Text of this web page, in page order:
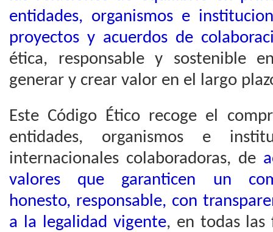
entidades, organismos e
proyectos y acuerdos de
ética, responsable y sostenible
generar y crear valor en el largo
Este Código Ético recoge el
entidades, organismos e
internacionales colaboradoras, de
valores que garanticen un
honesto, responsable, con
a la legalidad vigente, en todas las